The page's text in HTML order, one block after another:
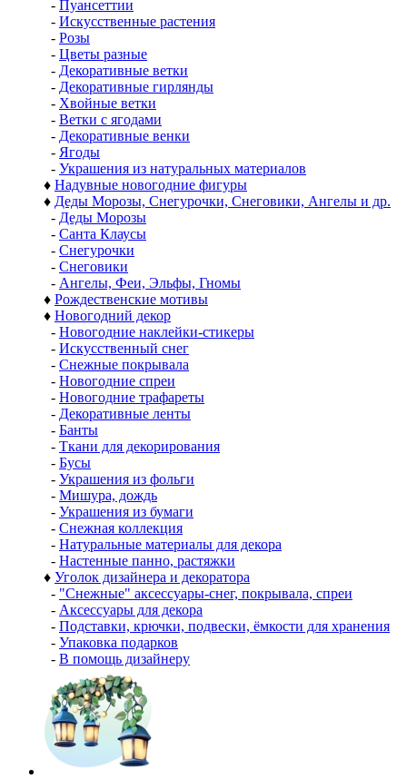
- Пуансеттии
- Искусственные растения
- Розы
- Цветы разные
- Декоративные ветки
- Декоративные гирлянды
- Хвойные ветки
- Ветки с ягодами
- Декоративные венки
- Ягоды
- Украшения из натуральных материалов
♦ Надувные новогодние фигуры
♦ Деды Морозы, Снегурочки, Снеговики, Ангелы и др.
- Деды Морозы
- Санта Клаусы
- Снегурочки
- Снеговики
- Ангелы, Феи, Эльфы, Гномы
♦ Рождественские мотивы
♦ Новогодний декор
- Новогодние наклейки-стикеры
- Искусственный снег
- Снежные покрывала
- Новогодние спреи
- Новогодние трафареты
- Декоративные ленты
- Банты
- Ткани для декорирования
- Бусы
- Украшения из фольги
- Мишура, дождь
- Украшения из бумаги
- Снежная коллекция
- Натуральные материалы для декора
- Настенные панно, растяжки
♦ Уголок дизайнера и декоратора
- "Снежные" аксессуары-снег, покрывала, спреи
- Аксессуары для декора
- Подставки, крючки, подвески, ёмкости для хранения
- Упаковка подарков
- В помощь дизайнеру